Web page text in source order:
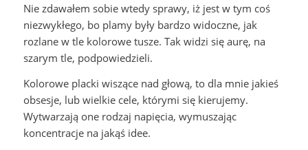
Nie zdawałem sobie wtedy sprawy, iż jest w tym coś
niezwykłego, bo plamy były bardzo widoczne, jak
rozlane w tle kolorowe tusze. Tak widzi się aurę, na
szarym tle, podpowiedzieli.
Kolorowe placki wiszące nad głową, to dla mnie jakieś
obsesje, lub wielkie cele, którymi się kierujemy.
Wytwarzają one rodzaj napięcia, wymuszając
koncentracje na jakąś idee.